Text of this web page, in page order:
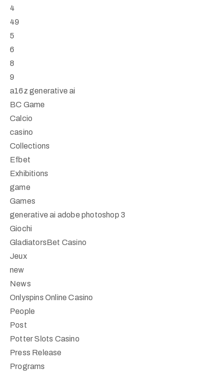
4
49
5
6
8
9
a16z generative ai
BC Game
Calcio
casino
Collections
Efbet
Exhibitions
game
Games
generative ai adobe photoshop 3
Giochi
GladiatorsBet Casino
Jeux
new
News
Onlyspins Online Casino
People
Post
Potter Slots Casino
Press Release
Programs